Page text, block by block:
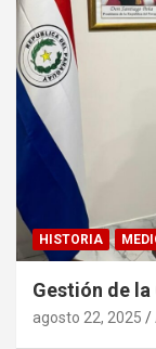
HISTORIA
Gestión de
agosto 22, 2025